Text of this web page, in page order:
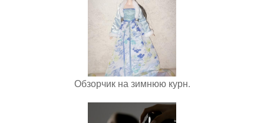
Обзорчик на зимнюю курн.